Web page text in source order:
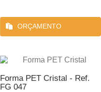
ORÇAMENTO
Forma PET Cristal - Ref.
FG 047